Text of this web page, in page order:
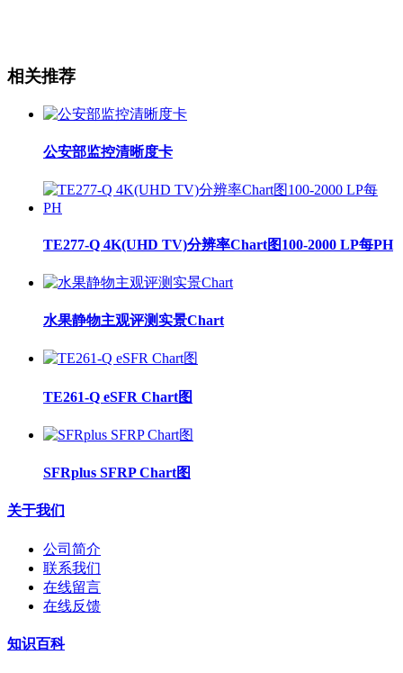
相关推荐
公安部监控清晰度卡
TE277-Q 4K(UHD TV)分辨率Chart图100-2000 LP每PH
水果静物主观评测实景Chart
TE261-Q eSFR Chart图
SFRplus SFRP Chart图
关于我们
公司简介
联系我们
在线留言
在线反馈
知识百科